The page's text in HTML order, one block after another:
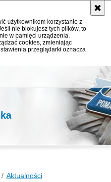
użytkownikom korzystanie z
nie blokujesz tych plików, to
w pamięci urządzenia.
cookies, zmieniając
przeglądarki oznacza
Aktualności